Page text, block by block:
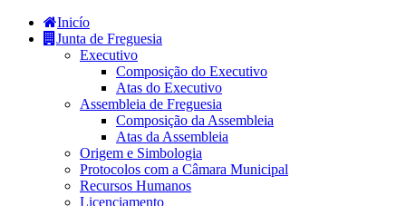
Inicío
Junta de Freguesia
Executivo
Composição do Executivo
Atas do Executivo
Assembleia de Freguesia
Composição da Assembleia
Atas da Assembleia
Origem e Simbologia
Protocolos com a Câmara Municipal
Recursos Humanos
Licenciamento